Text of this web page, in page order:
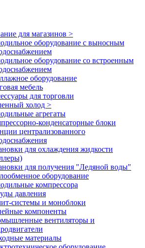
для магазинов >
оборудование с выносным
оборудование со встроенным
оборудование
мебель
для торговли
холод >
агрегаты
конденсаторные блоки
централизованного
для охлаждения жидкости
для получения "Ледяной воды"
оборудование
компрессора
давления
системы и моноблоки
компоненты
вентиляторы и
материалы